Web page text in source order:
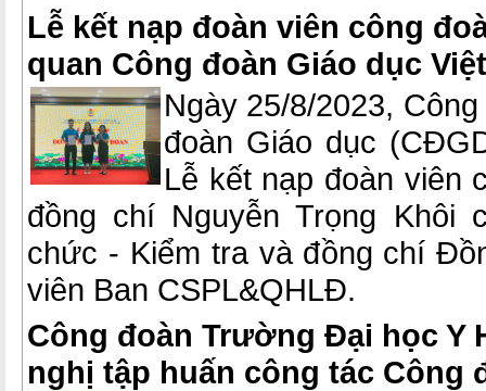
Lễ kết nạp đoàn viên công
quan Công đoàn Giáo dục
Ngày 25/8/2023,
đoàn Giáo dục
Lễ kết nạp đoàn viên
đồng chí Nguyễn Trọng Khôi
chức - Kiểm tra và đồng chí
viên Ban CSPL&QHLĐ.
Công đoàn Trường Đại học Y
nghị tập huấn công tác Công